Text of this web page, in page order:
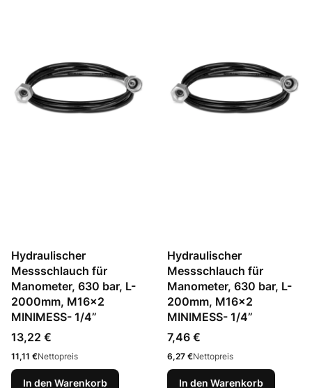
Hydraulischer
Messschlauch für
Manometer, 630 bar, L-
2000mm, M16x2
MINIMESS- 1/4”
Preis
13,22 €
Preis
11,11 €Nettopreis
In den Warenkorb
Hydraulischer
Messschlauch für
Manometer, 630 bar, L-
200mm, M16x2
MINIMESS- 1/4”
Preis
7,46 €
Preis
6,27 €Nettopreis
In den Warenkorb